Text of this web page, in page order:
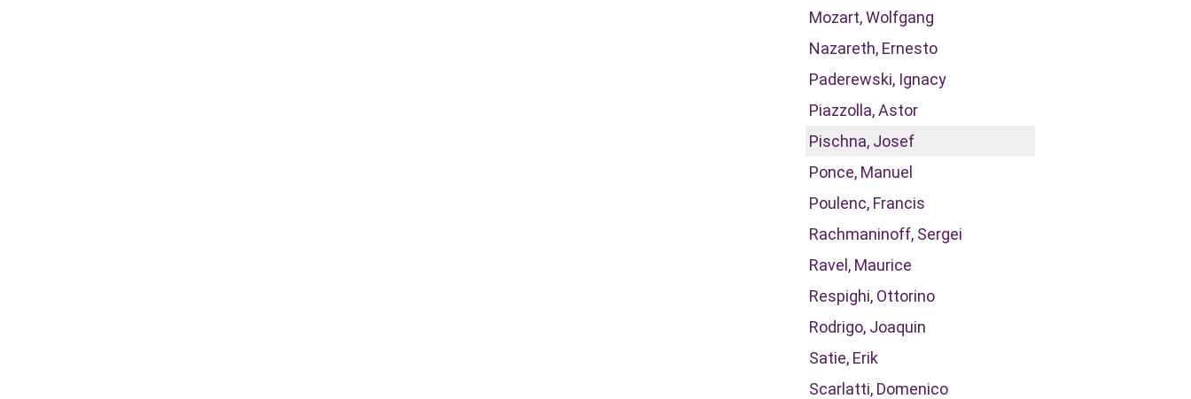
Mozart, Wolfgang
Nazareth, Ernesto
Paderewski, Ignacy
Piazzolla, Astor
Pischna, Josef
Ponce, Manuel
Poulenc, Francis
Rachmaninoff, Sergei
Ravel, Maurice
Respighi, Ottorino
Rodrigo, Joaquin
Satie, Erik
Scarlatti, Domenico